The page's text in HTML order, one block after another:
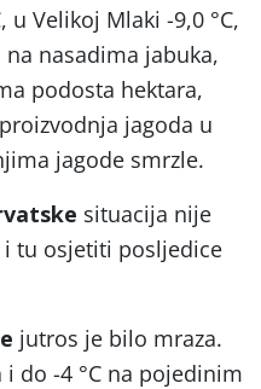
u Velikoj Mlaki -9,0 °C,
na nasadima jabuka,
podosta hektara,
jagoda u
jagode smrzle.
situacija nije
tu osjetiti posljedice
jutros je bilo mraza.
do -4 °C na pojedinim